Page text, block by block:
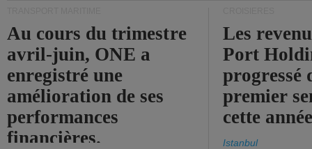
Au cours du trimestre
avril-juin, ONE a
enregistré une
amélioration de ses
performances
financières.
Les
Port
progressé
premier
cette
Istanbul